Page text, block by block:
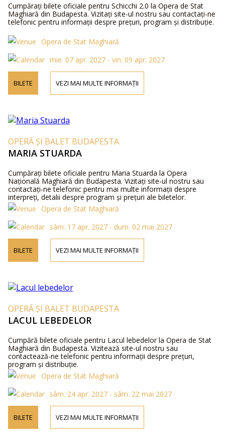
Cumpărați bilete oficiale pentru Schicchi 2.0 la Opera de Stat
Maghiară din Budapesta. Vizitați site-ul nostru sau contactați-ne
telefonic pentru informații despre prețuri, program și distribuție.
Opera de Stat Maghiară
mie. 07 apr. 2027 - vin. 09 apr. 2027
BILETE VEZI MAI MULTE INFORMAȚII
OPERĂ ȘI BALET BUDAPESTA
MARIA STUARDA
Cumpărați bilete oficiale pentru Maria Stuarda la Opera
Națională Maghiară din Budapesta. Vizitați site-ul nostru sau
contactați-ne telefonic pentru mai multe informații despre
interpreți, detalii despre program și prețuri ale biletelor.
Opera de Stat Maghiară
sâm. 17 apr. 2027 - dum. 02 mai 2027
BILETE VEZI MAI MULTE INFORMAȚII
OPERĂ ȘI BALET BUDAPESTA
LACUL LEBEDELOR
Cumpără bilete oficiale pentru Lacul lebedelor la Opera de Stat
Maghiară din Budapesta. Vizitează site-ul nostru sau
contactează-ne telefonic pentru informații despre prețuri,
program și distribuție.
Opera de Stat Maghiară
sâm. 24 apr. 2027 - sâm. 22 mai 2027
BILETE VEZI MAI MULTE INFORMAȚII